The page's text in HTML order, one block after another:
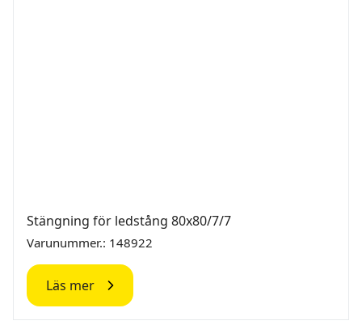
Stängning för ledstång 80x80/7/7
Varunummer.: 148922
Läs mer